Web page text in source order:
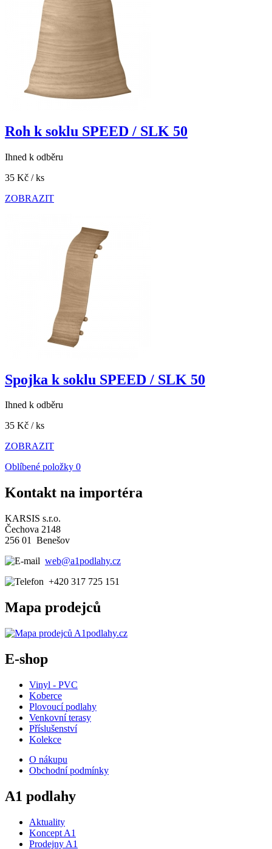
Roh k soklu SPEED / SLK 50
Ihned k odběru
35 Kč / ks
ZOBRAZIT
Spojka k soklu SPEED / SLK 50
Ihned k odběru
35 Kč / ks
ZOBRAZIT
Oblíbené položky 0
Kontakt na importéra
KARSIS s.r.o.
Čechova 2148
256 01 Benešov
web@a1podlahy.cz
+420 317 725 151
Mapa prodejců
E-shop
Vinyl - PVC
Koberce
Plovoucí podlahy
Venkovní terasy
Příslušenství
Kolekce
O nákupu
Obchodní podmínky
A1 podlahy
Aktuality
Koncept A1
Prodejny A1